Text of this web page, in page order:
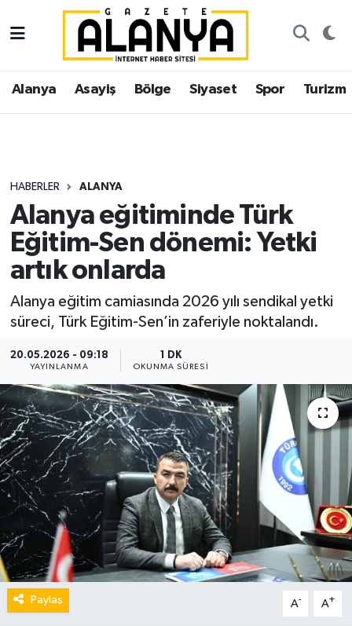
Alanya Asayiş Bölge Siyaset Spor Turizm
HABERLER ALANYA
Alanya eğitiminde Türk
Eğitim-Sen dönemi: Yetki
artık onlarda
Alanya eğitim camiasında 2026 yılı sendikal yetki
süreci, Türk Eğitim-Sen’in zaferiyle noktalandı.
20.05.2026 - 09:18
YAYINLANMA
1 DK
OKUNMA SÜRESI
Paylaş A- A+
Alanya
Asayiş
Siyaset
Spor
Turizm
Ekonomi
İstanbul Nöbetçi Eczaneler
İstanbul Hava Durumu
Süper Lig Puan Durumu ve Fikstür
Tüm Manşetler
Son Dakika Haberleri
Haber Arşivi